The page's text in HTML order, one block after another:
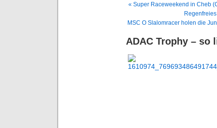
« Super Raceweekend in Cheb
MSC O Slalomracer holen die
ADAC Trophy – so